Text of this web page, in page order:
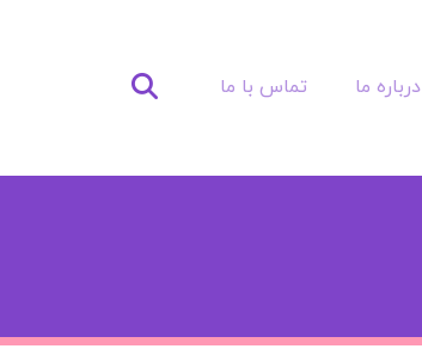
درباره ما تماس با ما